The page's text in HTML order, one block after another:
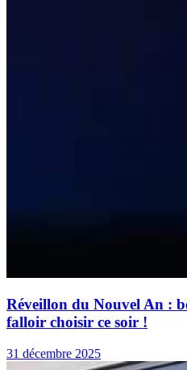
Réveillon du Nouvel An :
falloir choisir ce soir !
31 décembre 2025